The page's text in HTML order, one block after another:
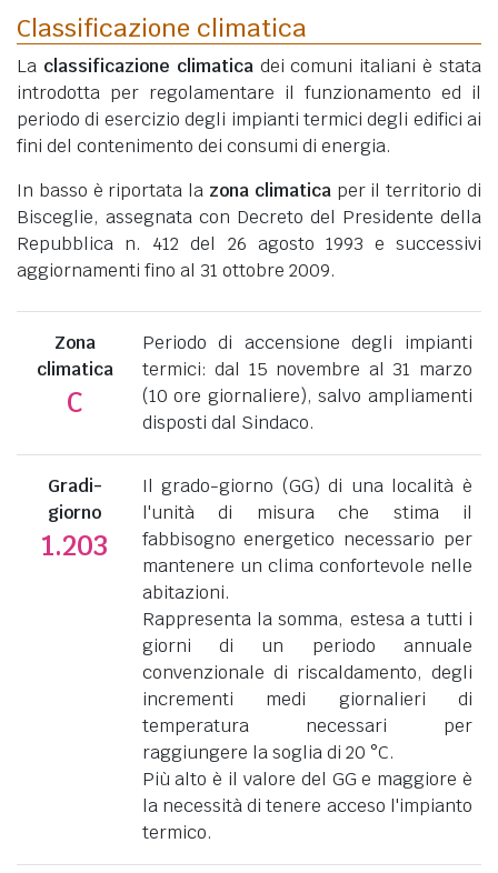
Classificazione climatica
La classificazione climaticadei comuni italiani è stata
introdotta per regolamentare il funzionamento ed il
periodo di esercizio degli impianti termici degli edifici ai
fini del contenimento dei consumi di energia.
In basso è riportata la zona climaticaper il territorio di
Bisceglie, assegnata con Decreto del Presidente della
Repubblica n. 412 del 26 agosto 1993 e successivi
aggiornamenti fino al 31 ottobre 2009.
Zona
climatica
C
Periodo di accensione degli impianti
termici: dal 15 novembre al 31 marzo
(10 ore giornaliere), salvo ampliamenti
disposti dal Sindaco.
Gradi-
giorno
1.203
Il grado-giorno (GG) di una località è
l'unità di misura che stima il
fabbisogno energetico necessario per
mantenere un clima confortevole nelle
abitazioni.
Rappresenta la somma, estesa a tutti i
giorni di un periodo annuale
convenzionale di riscaldamento, degli
incrementi medi giornalieri di
temperatura necessari per
raggiungere la soglia di 20 °C.
Più alto è il valore del GG e maggiore è
la necessità di tenere acceso l'impianto
termico.